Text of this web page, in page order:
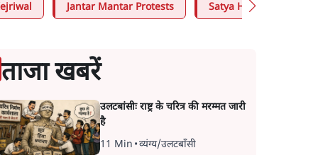
Jantar Mantar Protests Satya Hindi
ताजा खबरें
उलटबांसीः राष्ट्र के चरित्र की मरम्मत जारी
है
11 Min •व्यंग्य/उलटबाँसी